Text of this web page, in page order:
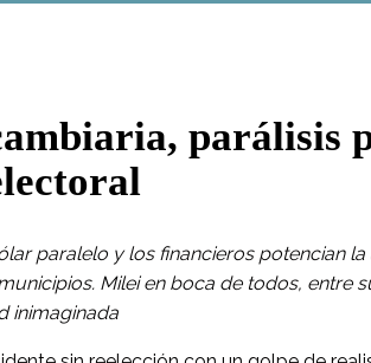
parálisis
paralelo y los financieros potencian
Milei en boca de todos, entre
inimaginada